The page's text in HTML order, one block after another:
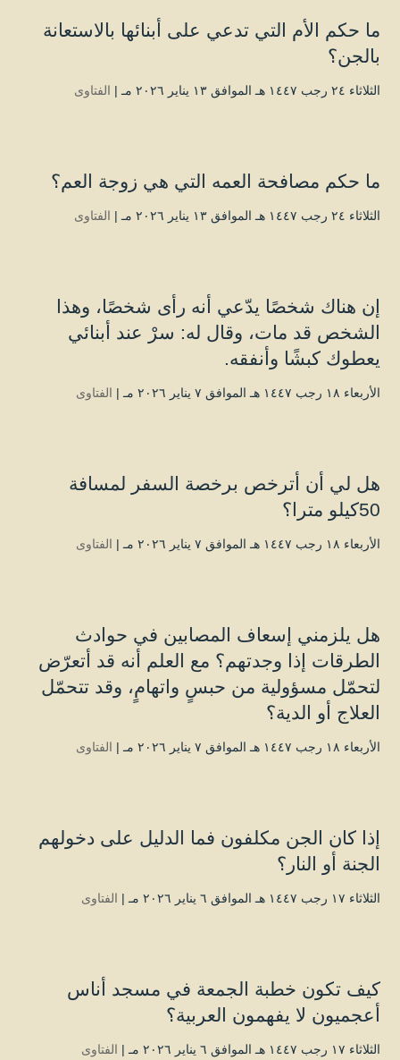
ما حكم الأم التي تدعي على أبنائها بالاستعانة
بالجن؟
الثلاثاء ۲٤ رجب ۱٤٤۷ هـ الموافق ۱۳ يناير ۲۰۲٦ مـ | الفتاوى
ما حكم مصافحة العمه التي هي زوجة العم؟
الثلاثاء ۲٤ رجب ۱٤٤۷ هـ الموافق ۱۳ يناير ۲۰۲٦ مـ | الفتاوى
إن هناك شخصًا يدّعي أنه رأى شخصًا، وهذا
الشخص قد مات، وقال له: سرْ عند أبنائي
يعطوك كبشًا وأنفقه.
الأربعاء ۱۸ رجب ۱٤٤۷ هـ الموافق ۷ يناير ۲۰۲٦ مـ | الفتاوى
هل لي أن أترخص برخصة السفر لمسافة
50كيلو مترا؟
الأربعاء ۱۸ رجب ۱٤٤۷ هـ الموافق ۷ يناير ۲۰۲٦ مـ | الفتاوى
هل يلزمني إسعاف المصابين في حوادث
الطرقات إذا وجدتهم؟ مع العلم أنه قد أتعرّض
لتحمّل مسؤولية من حبسٍ واتهامٍ، وقد تتحمّل
العلاج أو الدية؟
الأربعاء ۱۸ رجب ۱٤٤۷ هـ الموافق ۷ يناير ۲۰۲٦ مـ | الفتاوى
إذا كان الجن مكلفون فما الدليل على دخولهم
الجنة أو النار؟
الثلاثاء ۱۷ رجب ۱٤٤۷ هـ الموافق ٦ يناير ۲۰۲٦ مـ | الفتاوى
كيف تكون خطبة الجمعة في مسجد أناس
أعجميون لا يفهمون العربية؟
الثلاثاء ۱۷ رجب ۱٤٤۷ هـ الموافق ٦ يناير ۲۰۲٦ مـ | الفتاوى